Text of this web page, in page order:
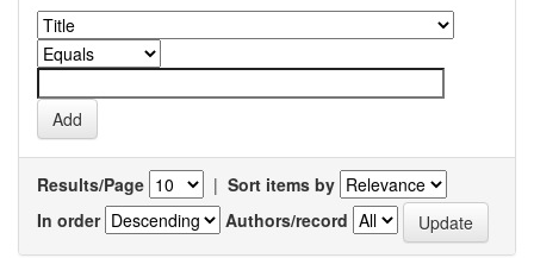
Results/Page | Sort items by
In order
Authors/record